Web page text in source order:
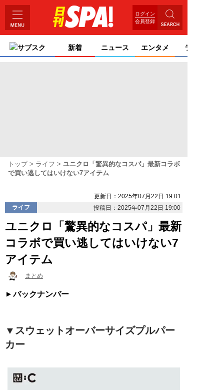
ログイン
会員登録
サブスク 新着 ニュース エンタメ ライ
トップ ライフ
ユニクロ「驚異的なコスパ」最新コラボ
で買い逃してはいけない7アイテム
更新日：2025年07月22日 19:01
ライフ
投稿日：2025年07月22日 19:00
ユニクロ「驚異的なコスパ」最新
コラボで買い逃してはいけない7
アイテム
まとめ
バックナンバー
▼スウェットオーバーサイズプルパー
カー